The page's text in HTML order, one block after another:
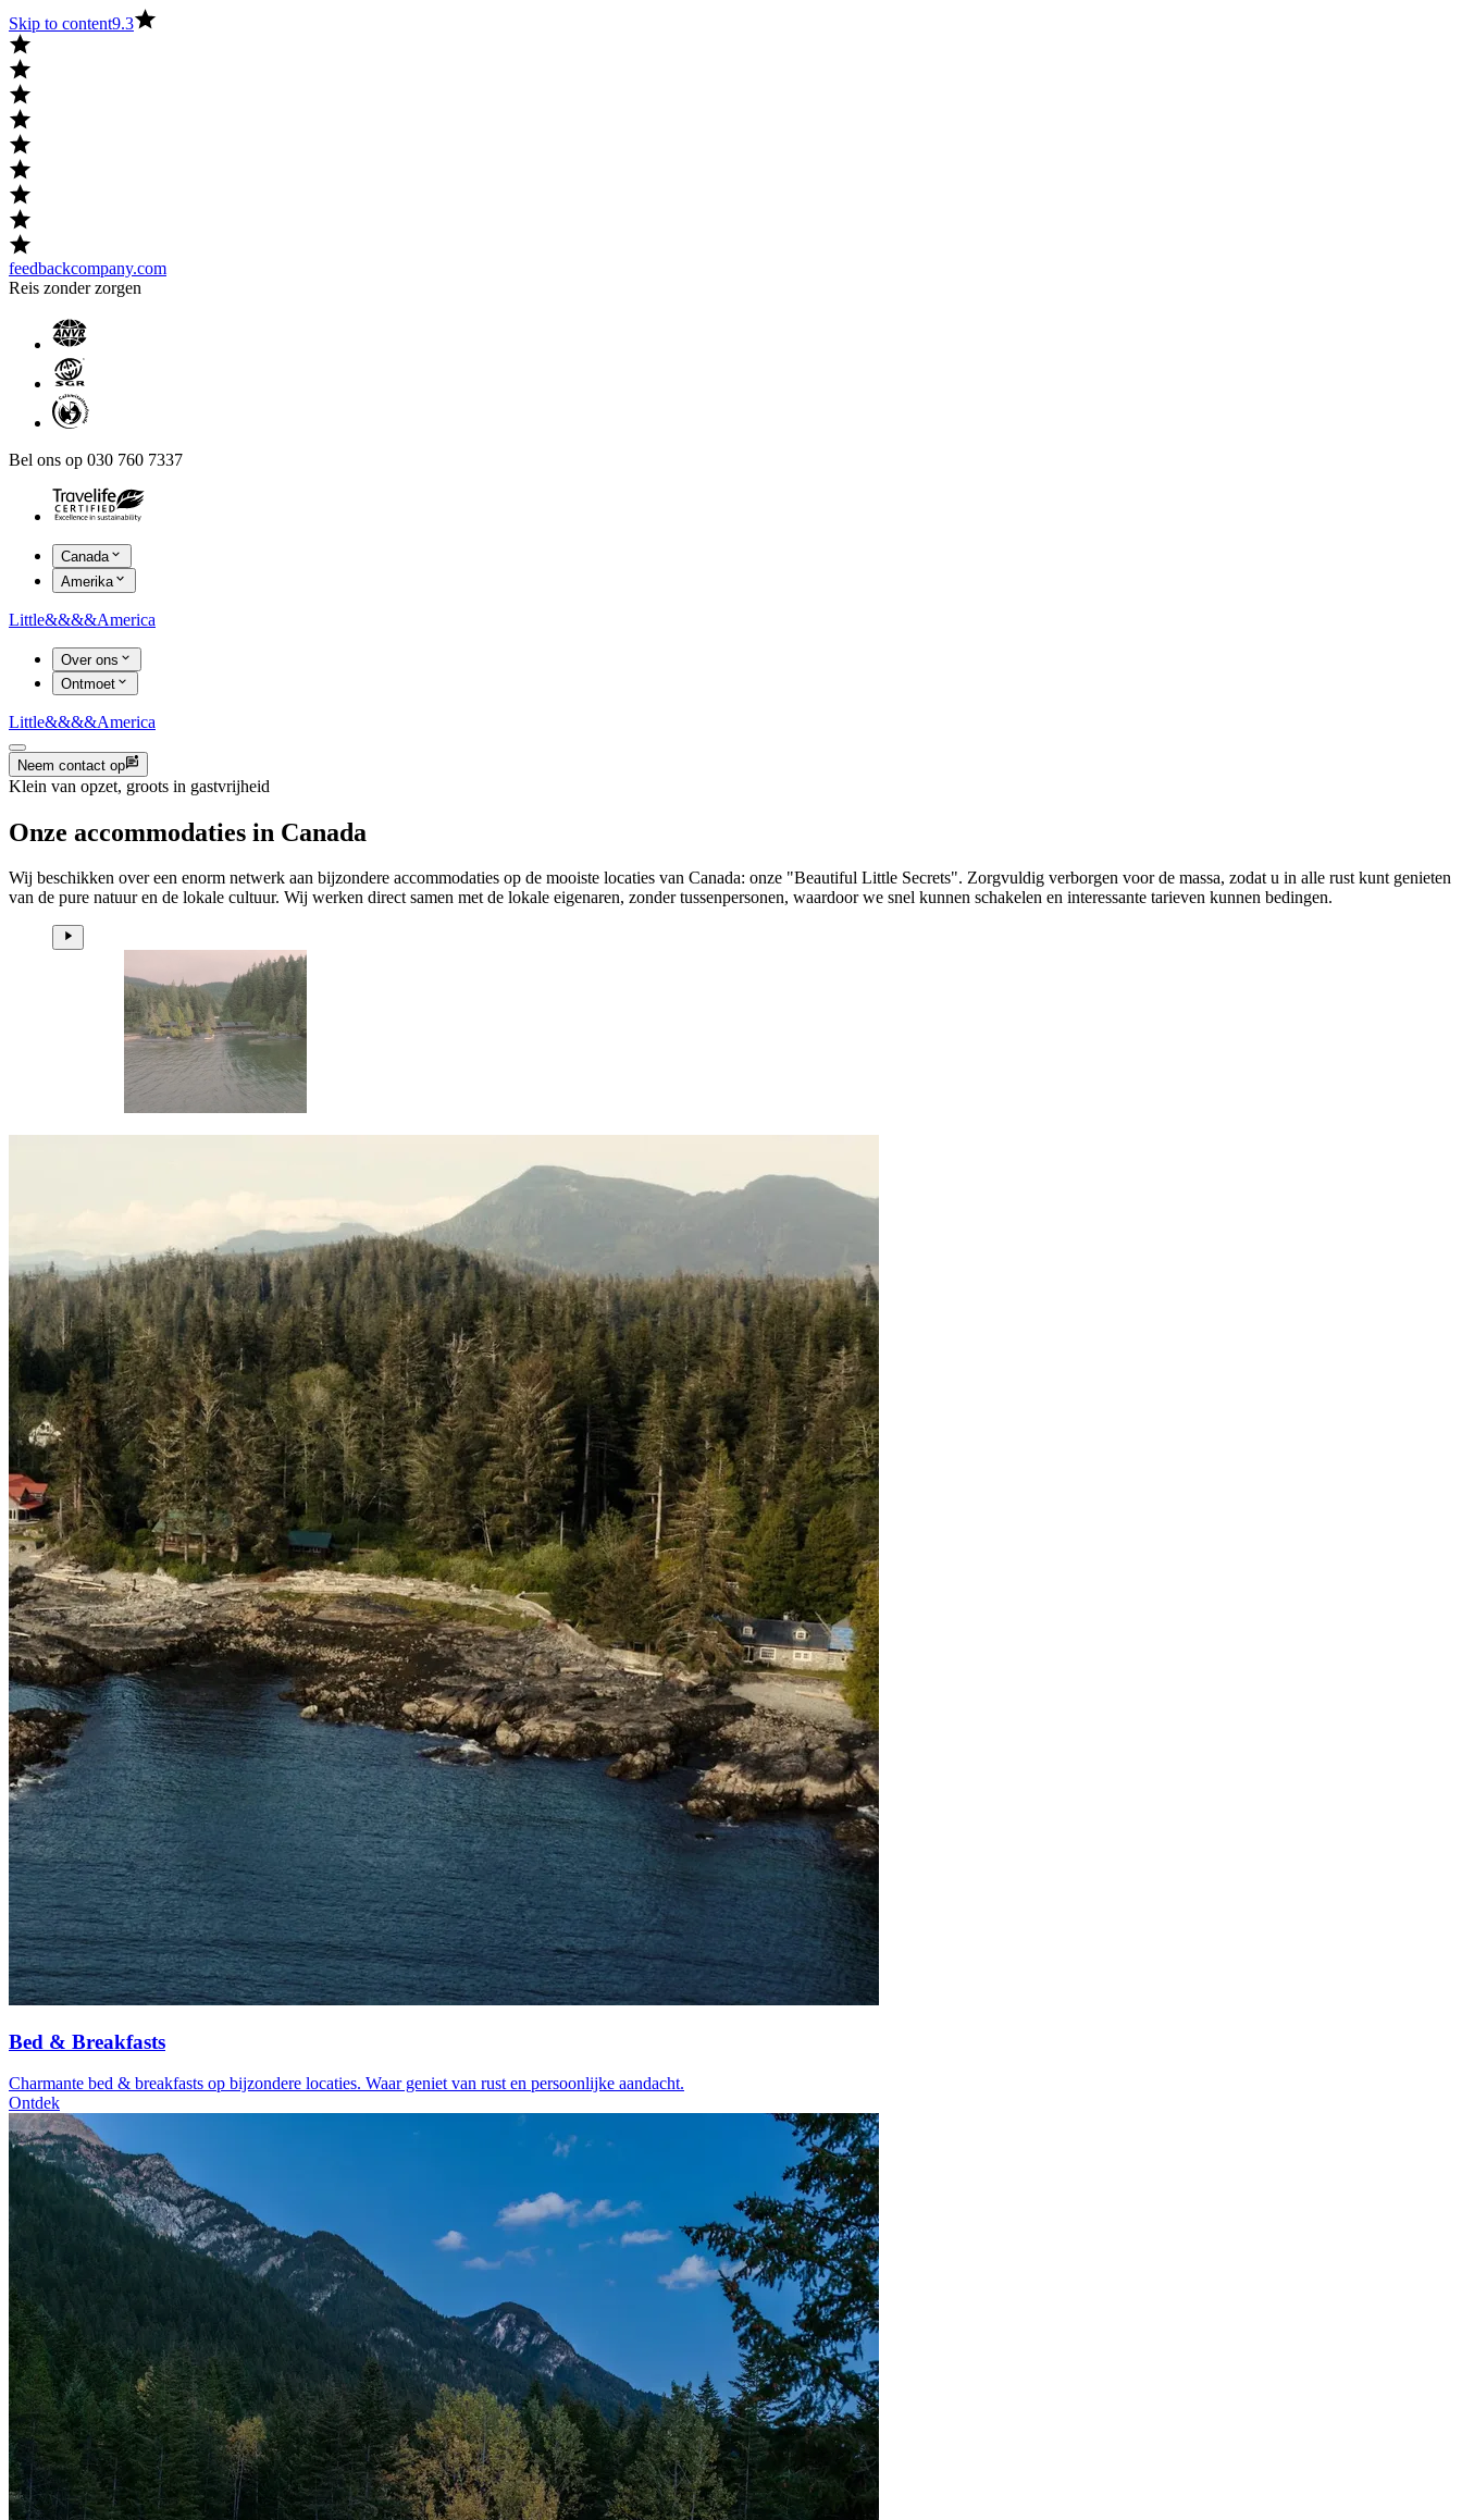
Skip to content9.3
feedbackcompany.com
Reis zonder zorgen
Bel ons op 030 760 7337
Canada
Amerika
Little&&&&America
Over ons
Ontmoet
Little&&&&America
Neem contact op
Klein van opzet, groots in gastvrijheid
Onze accommodaties in Canada
Wij beschikken over een enorm netwerk aan bijzondere accommodaties op de mooiste locaties van Canada: onze "Beautiful Little Secrets". Zorgvuldig verborgen voor de massa, zodat u in alle rust kunt genieten
van de pure natuur en de lokale cultuur. Wij werken direct samen met de lokale eigenaren, zonder tussenpersonen, waardoor we snel kunnen schakelen en interessante tarieven kunnen bedingen.
Bed & Breakfasts
Charmante bed & breakfasts op bijzondere locaties. Waar geniet van rust en persoonlijke aandacht.
Ontdek